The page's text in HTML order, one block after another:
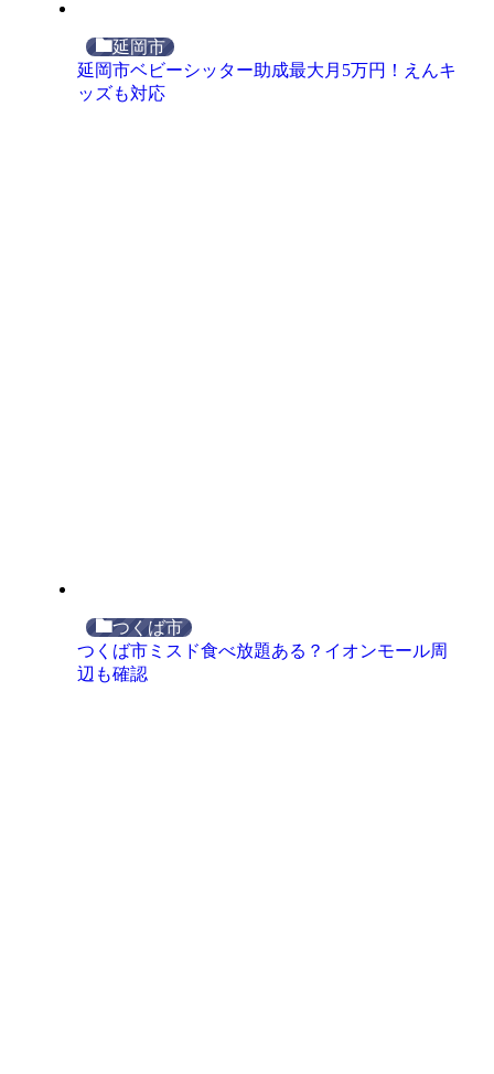
延岡市
延岡市ベビーシッター助成最大月5万円！えんキ
ッズも対応
つくば市
つくば市ミスド食べ放題ある？イオンモール周
辺も確認